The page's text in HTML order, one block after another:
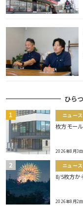
ひら
ニュース
枚方モー
2026年8月3日
ニュース
8/5枚方か
2026年8月2日